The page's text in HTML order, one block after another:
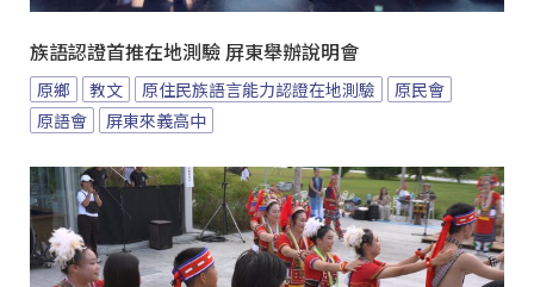
族語認證首推在地測驗 屏東舉辦說明會
原鄉 教文 原住民族語言能力認證在地測驗
原民會
原語會
屏東來義高中